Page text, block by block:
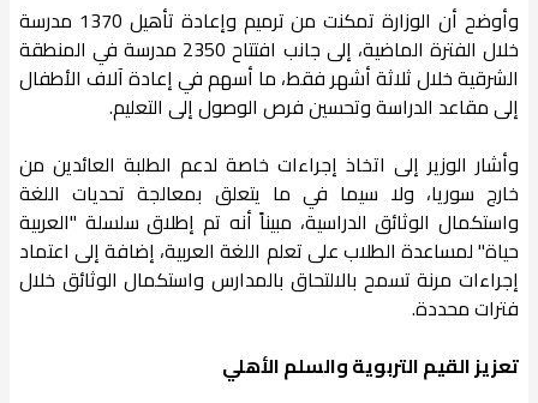
وأوضح أن الوزارة تمكنت من ترميم وإعادة تأهيل 1370 مدرسة
خلال الفترة الماضية، إلى جانب افتتاح 2350 مدرسة في المنطقة
الشرقية خلال ثلاثة أشهر فقط، ما أسهم في إعادة آلاف الأطفال
إلى مقاعد الدراسة وتحسين فرص الوصول إلى التعليم.
وأشار الوزير إلى اتخاذ إجراءات خاصة لدعم الطلبة العائدين من
خارج سوريا، ولا سيما في ما يتعلق بمعالجة تحديات اللغة
واستكمال الوثائق الدراسية، مبيناً أنه تم إطلاق سلسلة "العربية
حياة" لمساعدة الطلاب على تعلم اللغة العربية، إضافة إلى اعتماد
إجراءات مرنة تسمح بالالتحاق بالمدارس واستكمال الوثائق خلال
فترات محددة.
تعزيز القيم التربوية والسلم الأهلي